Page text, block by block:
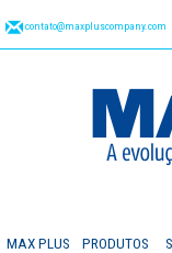
contato@maxpluscompany.com
MAX PLUS PRODUTOS